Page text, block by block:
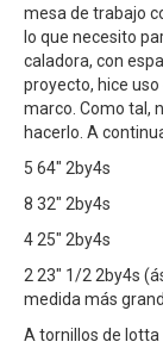
mesa de trabajo
lo que necesito
caladora, con
proyecto, hice
marco. Como tal,
hacerlo. A
5 64" 2by4s
8 32" 2by4s
4 25" 2by4s
2 23" 1/2 2by4s
medida más
A tornillos de lotta